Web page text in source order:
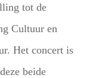
tot de
Cultuur en
Het concert is
beide